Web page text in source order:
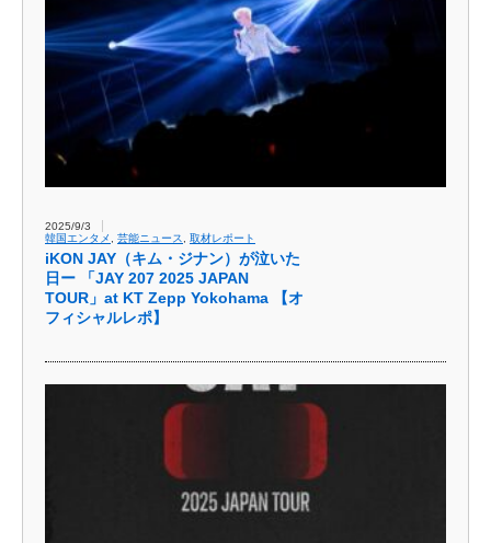
2025/9/3
韓国エンタメ
芸能ニュース 取材レポート
iKON JAY（キム・ジナン）が泣いた
日ー 「JAY 207 2025 JAPAN
TOUR」at KT Zepp Yokohama 【オ
フィシャルレポ】